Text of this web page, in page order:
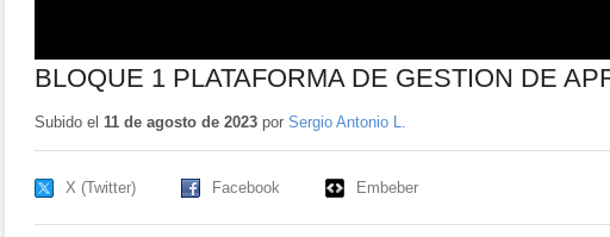
BLOQUE 1 PLATAFORMA DE GESTION DE
Subido el 11 de agosto de 2023por Sergio Antonio L.
X (Twitter) Facebook Embeber